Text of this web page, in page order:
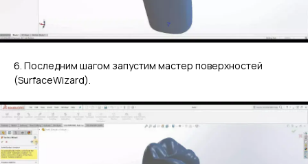
6. Последним шагом запустим мастер поверхностей
(SurfaceWizard).